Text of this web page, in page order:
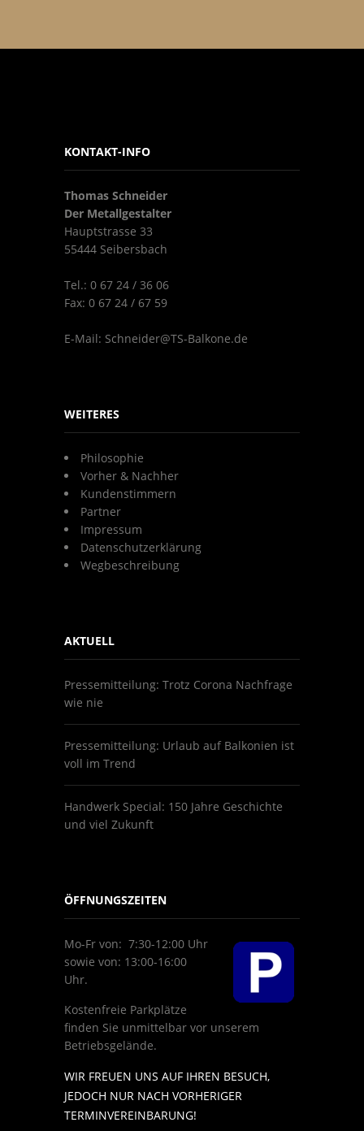
KONTAKT-INFO
Thomas Schneider
Der Metallgestalter
Hauptstrasse 33
55444 Seibersbach
Tel.: 0 67 24 / 36 06
Fax: 0 67 24 / 67 59
E-Mail: Schneider@TS-Balkone.de
WEITERES
Philosophie
Vorher & Nachher
Kundenstimmern
Partner
Impressum
Datenschutzerklärung
Wegbeschreibung
AKTUELL
Pressemitteilung: Trotz Corona Nachfrage
wie nie
Pressemitteilung: Urlaub auf Balkonien ist
voll im Trend
Handwerk Special: 150 Jahre Geschichte
und viel Zukunft
ÖFFNUNGSZEITEN
Mo-Fr von: 7:30-12:00 Uhr
sowie von: 13:00-16:00
Uhr.
Kostenfreie Parkplätze
finden Sie unmittelbar vor unserem
Betriebsgelände.
WIR FREUEN UNS AUF IHREN BESUCH,
JEDOCH NUR NACH VORHERIGER
TERMINVEREINBARUNG!